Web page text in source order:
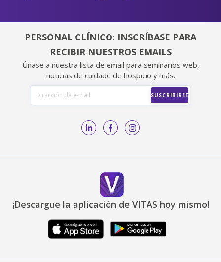
PERSONAL CLÍNICO: INSCRÍBASE PARA
RECIBIR NUESTROS EMAILS
Únase a nuestra lista de email para seminarios web,
noticias de cuidado de hospicio y más.
¡Descargue la aplicación de VITAS hoy mismo!